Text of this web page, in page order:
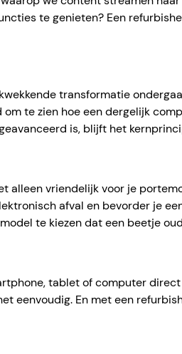
te genieten? Een
transformatie
te zien hoe een dergelijk
is, blijft het
vriendelijk voor je
afval en bevorder je
te kiezen dat een beetje
tablet of computer
eenvoudig. En met een